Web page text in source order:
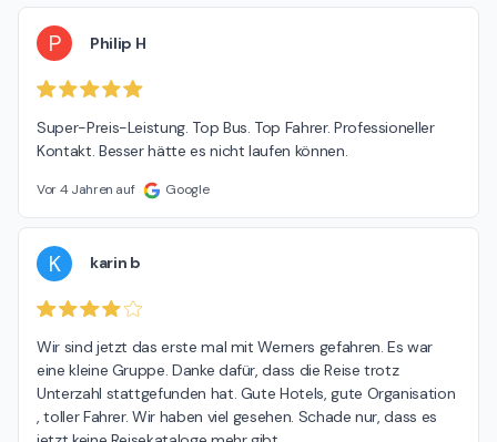
P Philip H
Super-Preis-Leistung. Top Bus. Top Fahrer. Professioneller
Kontakt. Besser hätte es nicht laufen können.
Vor 4 Jahren auf Google
K karin b
Wir sind jetzt das erste mal mit Werners gefahren. Es war
eine kleine Gruppe. Danke dafür, dass die Reise trotz
Unterzahl stattgefunden hat. Gute Hotels, gute Organisation
, toller Fahrer. Wir haben viel gesehen. Schade nur, dass es